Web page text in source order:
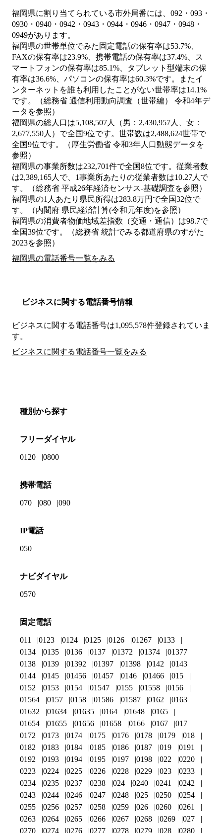
福岡県に割り当てられている市外局番には、092・093・
0930・0940・0942・0943・0944・0946・0947・0948・
0949があります。
福岡県の世帯単位でみた固定電話の保有率は53.7%、
FAXの保有率は23.9%、携帯電話の保有率は37.4%、ス
マートフォンの保有率は85.1%、タブレット型端末の保
有率は36.6%、パソコンの保有率は60.3%です。またイ
ンターネットを誰も利用したことがない世帯率は14.1%
です。（総務省 通信利用動向調査（世帯編） 令和4年デ
ータを参照）
福岡県の総人口は5,108,507人（男：2,430,957人、女：
2,677,550人）で全国9位です。世帯数は2,488,624世帯で
全国9位です。（厚生労働省 令和3年人口動態データを
参照）
福岡県の事業所数は232,701件で全国8位です。従業者数
は2,389,165人で、1事業所あたりの従業者数は10.27人で
す。（総務省 平成26年経済センサス‐基礎調査を参照）
福岡県の1人あたり県民所得は283.8万円で全国32位で
す。（内閣府 県民経済計算(令和元年度)を参照）
福岡県の消費者物価地域差指数（交通・通信）は98.7で
全国39位です。（総務省 統計でみる都道府県のすがた
2023を参照）
福岡県の電話番号一覧をみる
ビジネスに関する電話番号情報
ビジネスに関する電話番号は1,095,578件登録されていま
す。
ビジネスに関する電話番号一覧をみる
種別から探す
フリーダイヤル
0120 0800
携帯電話
070 080 090
IP電話
050
ナビダイヤル
0570
固定電話
011 0123 0124 0125 0126 01267
0133
0134
0135 0136 0137 01372 01374
01377
0138
0139 01392 01397 01398 0142
0143
0144
0145 01456 01457 0146 01466
015
0152
0153 0154 01547 0155 01558
0156
01564
0157 0158 01586 01587 0162
0163
01632
01634 01635 0164 01648
0165
01654
01655 01656 01658 0166 0167
017
0172
0173 0174 0175 0176 0178 0179
018
0182
0183 0184 0185 0186 0187 019
0191
0192
0193 0194 0195 0197 0198 022
0220
0223
0224 0225 0226 0228 0229 023
0233
0234
0235 0237 0238 024 0240 0241
0242
0243
0244 0246 0247 0248 025 0250
0254
0255
0256 0257 0258 0259 026 0260
0261
0263
0264 0265 0266 0267 0268 0269
027
0270
0274 0276 0277 0278 0279 028 0280